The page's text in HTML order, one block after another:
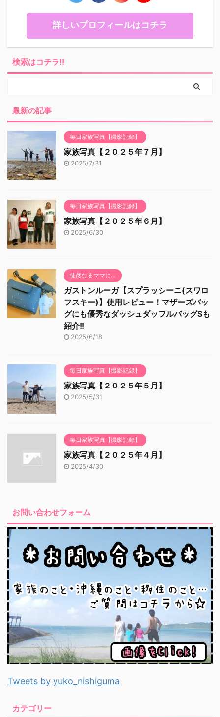
詳しいプロフィールはコチラ
検索はコチラ!!
最新の記事
毎日家族写真【撮影記録】
家族写真【２０２５年７月】
2025/7/31
毎日家族写真【撮影記録】
家族写真【２０２５年６月】
2025/6/30
徒然なるママに…
ガストンルーガ【スプラッシーニ(スワロ
フスキー)】使用レビュー！マザーズバッ
グにも優秀なダッシュダッフルバッグSも
紹介!!
2025/6/18
毎日家族写真【撮影記録】
家族写真【２０２５年５月】
2025/5/31
毎日家族写真【撮影記録】
家族写真【２０２５年４月】
2025/4/30
お問い合わせフォーム
Tweets by yuko_nishiguma
カテゴリー